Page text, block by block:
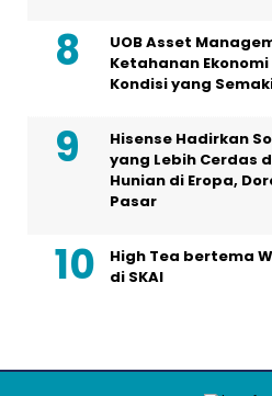
UOB Asset
Ketahanan
Kondisi yang
Hisense Hadirkan
yang Lebih Cerdas
Hunian di Eropa,
Pasar
High Tea bertema
di SKAI